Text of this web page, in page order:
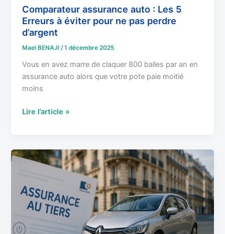
Comparateur assurance auto : Les 5
Erreurs à éviter pour ne pas perdre
d’argent
Mael BENAJI/1 décembre 2025
Vous en avez marre de claquer 800 balles par an en
assurance auto alors que votre pote paie moitié
moins
perdre
d’argent
Lire l’article »
Assurance
tiers
ce